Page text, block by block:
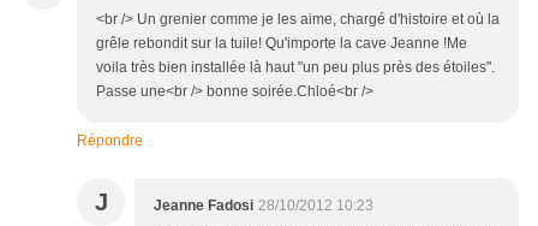
<br /> Un grenier comme je les aime, chargé d'histoire et où la
grêle rebondit sur la tuile! Qu'importe la cave Jeanne !Me
voila très bien installée là haut "un peu plus près des étoiles".
Passe une<br /> bonne soirée.Chloé<br />
Répondre
J Jeanne Fadosi 28/10/2012 10:23